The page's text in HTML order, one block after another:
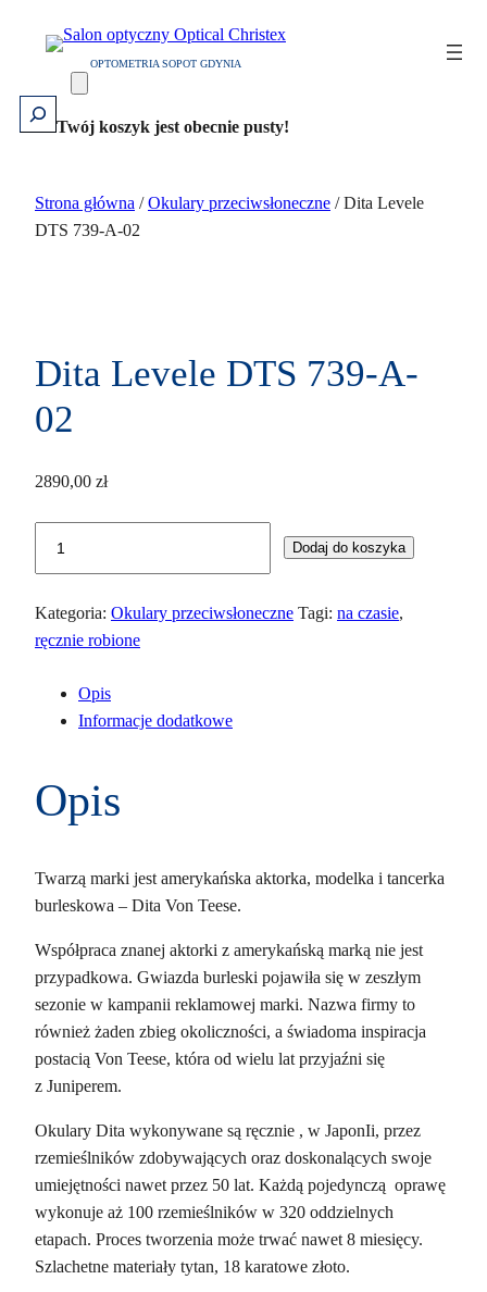
OPTOMETRIA SOPOT GDYNIA
Szukaj
Twój koszyk jest obecnie pusty!
Strona główna /Okulary przeciwsłoneczne / Dita Levele
DTS 739-A-02
Dita Levele DTS 739-A-
02
2890,00 zł
DTS
739-
Dodaj do koszyka
Kategoria: Okulary przeciwsłoneczne Tagi: na czasie,
ręcznie robione
Opis
Informacje dodatkowe
Opis
Twarzą marki jest amerykańska aktorka, modelka i tancerka
burleskowa – Dita Von Teese.
Współpraca znanej aktorki z amerykańską marką nie jest
przypadkowa. Gwiazda burleski pojawiła się w zeszłym
sezonie w kampanii reklamowej marki. Nazwa firmy to
również żaden zbieg okoliczności, a świadoma inspiracja
postacią Von Teese, która od wielu lat przyjaźni się
z Juniperem.
Okulary Dita wykonywane są ręcznie , w JaponIi, przez
rzemieślników zdobywających oraz doskonalących swoje
umiejętności nawet przez 50 lat. Każdą pojedynczą oprawę
wykonuje aż 100 rzemieślników w 320 oddzielnych
etapach. Proces tworzenia może trwać nawet 8 miesięcy.
Szlachetne materiały tytan, 18 karatowe złoto.